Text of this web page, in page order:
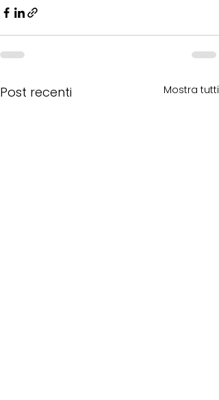
Post recenti Mostra tutti